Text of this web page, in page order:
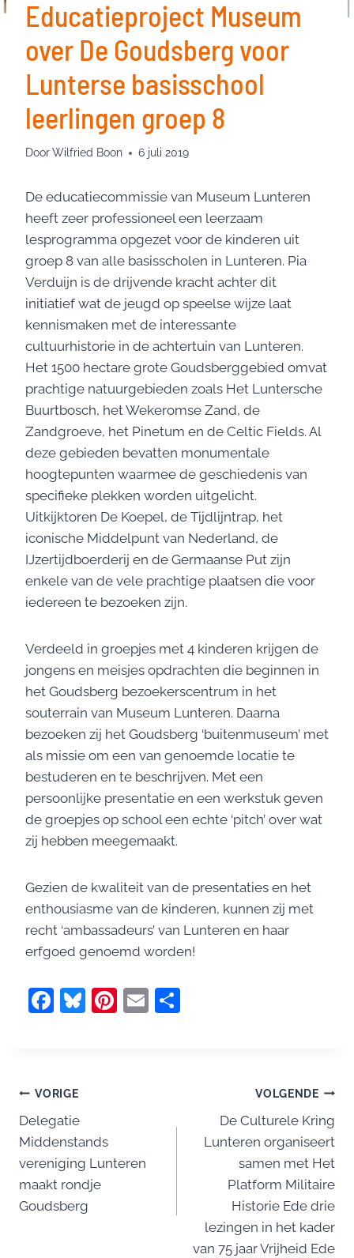
Educatieproject Museum
over De Goudsberg voor
Lunterse basisschool
leerlingen groep 8
DoorWilfried Boon 6 juli 2019
De educatiecommissie van Museum Lunteren
heeft zeer professioneel een leerzaam
lesprogramma opgezet voor de kinderen uit
groep 8 van alle basisscholen in Lunteren. Pia
Verduijn is de drijvende kracht achter dit
initiatief wat de jeugd op speelse wijze laat
kennismaken met de interessante
cultuurhistorie in de achtertuin van Lunteren.
Het 1500 hectare grote Goudsberggebied omvat
prachtige natuurgebieden zoals Het Luntersche
Buurtbosch, het Wekeromse Zand, de
Zandgroeve, het Pinetum en de Celtic Fields. Al
deze gebieden bevatten monumentale
hoogtepunten waarmee de geschiedenis van
specifieke plekken worden uitgelicht.
Uitkijktoren De Koepel, de Tijdlijntrap, het
iconische Middelpunt van Nederland, de
IJzertijdboerderij en de Germaanse Put zijn
enkele van de vele prachtige plaatsen die voor
iedereen te bezoeken zijn.
Verdeeld in groepjes met 4 kinderen krijgen de
jongens en meisjes opdrachten die beginnen in
het Goudsberg bezoekerscentrum in het
souterrain van Museum Lunteren. Daarna
bezoeken zij het Goudsberg ‘buitenmuseum’ met
als missie om een van genoemde locatie te
bestuderen en te beschrijven. Met een
persoonlijke presentatie en een werkstuk geven
de groepjes op school een echte ‘pitch’ over wat
zij hebben meegemaakt.
Gezien de kwaliteit van de presentaties en het
enthousiasme van de kinderen, kunnen zij met
recht ‘ambassadeurs’ van Lunteren en haar
erfgoed genoemd worden!
F
b
o
o
k
Bl Pi E
Bericht
navigatie
VORIGE
Delegatie
Middenstands
vereniging Lunteren
maakt rondje
Goudsberg
VOLGENDE
De Culturele Kring
Lunteren organiseert
samen met Het
Platform Militaire
Historie Ede drie
lezingen in het kader
van 75 jaar Vrijheid Ede